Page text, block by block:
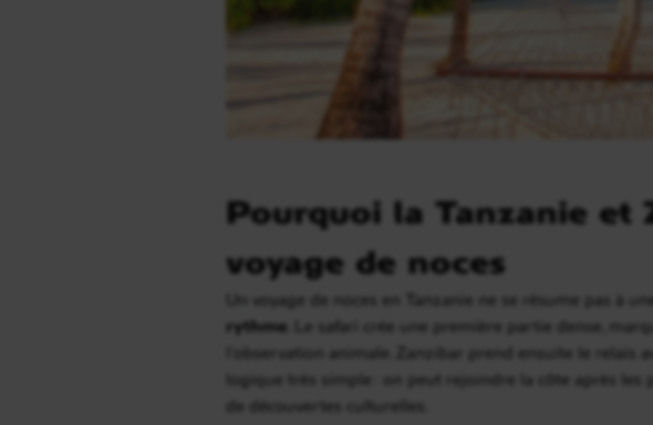
Pourquoi la Tanzanie et
voyage de noces
Un voyage de noces en Tanzanie ne se résume pas à
rythme . Le safari crée une première partie dense,
l’observation animale. Zanzibar prend ensuite le
logique très simple : on peut rejoindre la côte après
de découvertes culturelles.